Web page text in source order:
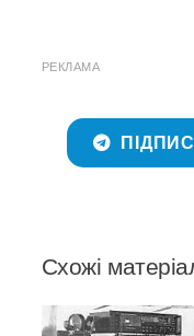
РЕКЛАМА
Схожі